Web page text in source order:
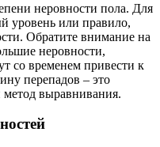
неровности пола. Для
уровень или правило,
Обратите внимание на
неровности,
со временем привести к
перепадов – это
выравнивания.